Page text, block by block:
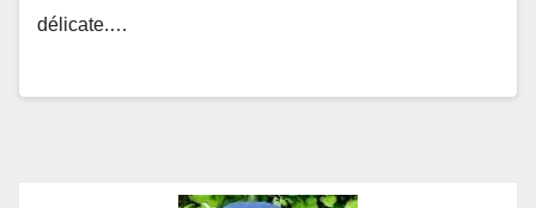
délicate.…